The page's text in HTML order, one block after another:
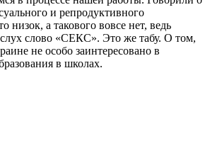
и репродуктивного
низок, а такового вовсе нет, ведь
слово «СЕКС». Это же табу. О том,
не особо заинтересовано в
в школах.